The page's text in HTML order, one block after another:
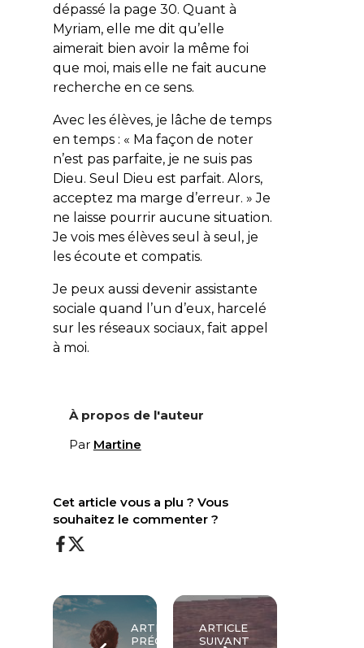
dépassé la page 30. Quant à
Myriam, elle me dit qu’elle
aimerait bien avoir la même foi
que moi, mais elle ne fait aucune
recherche en ce sens.
Avec les élèves, je lâche de temps
en temps : « Ma façon de noter
n’est pas parfaite, je ne suis pas
Dieu. Seul Dieu est parfait. Alors,
acceptez ma marge d’erreur. » Je
ne laisse pourrir aucune situation.
Je vois mes élèves seul à seul, je
les écoute et compatis.
Je peux aussi devenir assistante
sociale quand l’un d’eux, harcelé
sur les réseaux sociaux, fait appel
à moi.
À propos de l'auteur
Par Martine
Cet article vous a plu ? Vous
souhaitez le commenter ?
ARTICLE
PRÉCÉDENT
ARTICLE
SUIVANT